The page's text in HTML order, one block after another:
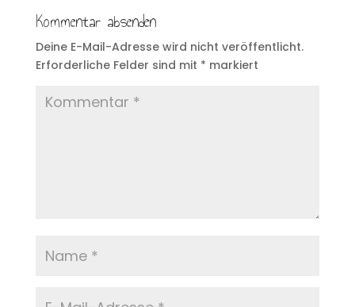
Kommentar absenden
Deine E-Mail-Adresse wird nicht veröffentlicht.
Erforderliche Felder sind mit * markiert